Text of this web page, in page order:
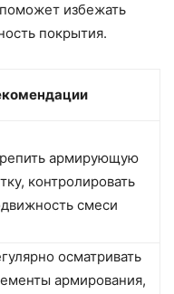
избежать
покрытия.
армирующую
контролировать
смеси
осматривать
армирования,